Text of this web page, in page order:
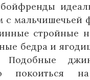
с мальчишечьей
стройные
бедра и
Подобные
покоиться